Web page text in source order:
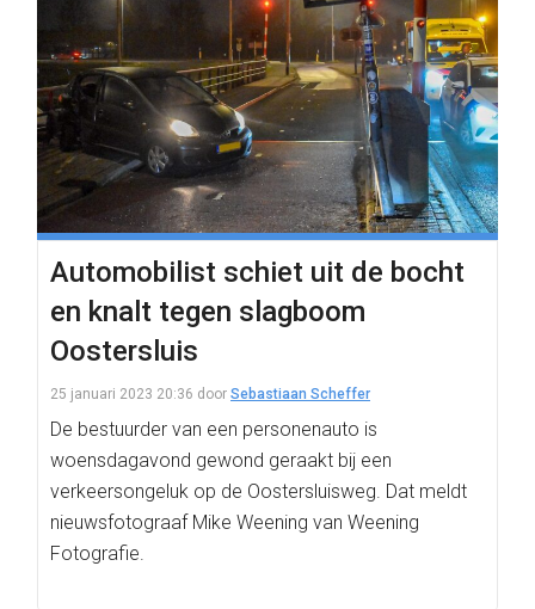
Automobilist schiet uit de bocht
en knalt tegen slagboom
Oostersluis
25 januari 2023 20:36 door Sebastiaan Scheffer
De bestuurder van een personenauto is
woensdagavond gewond geraakt bij een
verkeersongeluk op de Oostersluisweg. Dat meldt
nieuwsfotograaf Mike Weening van Weening
Fotografie.